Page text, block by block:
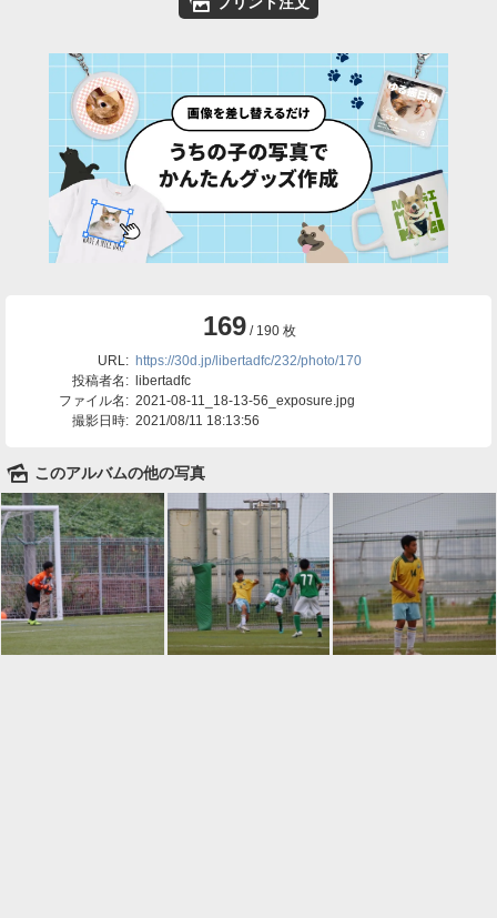
169/ 190 枚
URL: https://30d.jp/libertadfc/232/photo/170
投稿者名: libertadfc
ファイル名: 2021-08-11_18-13-56_exposure.jpg
撮影日時: 2021/08/11 18:13:56
🌄 このアルバムの他の写真